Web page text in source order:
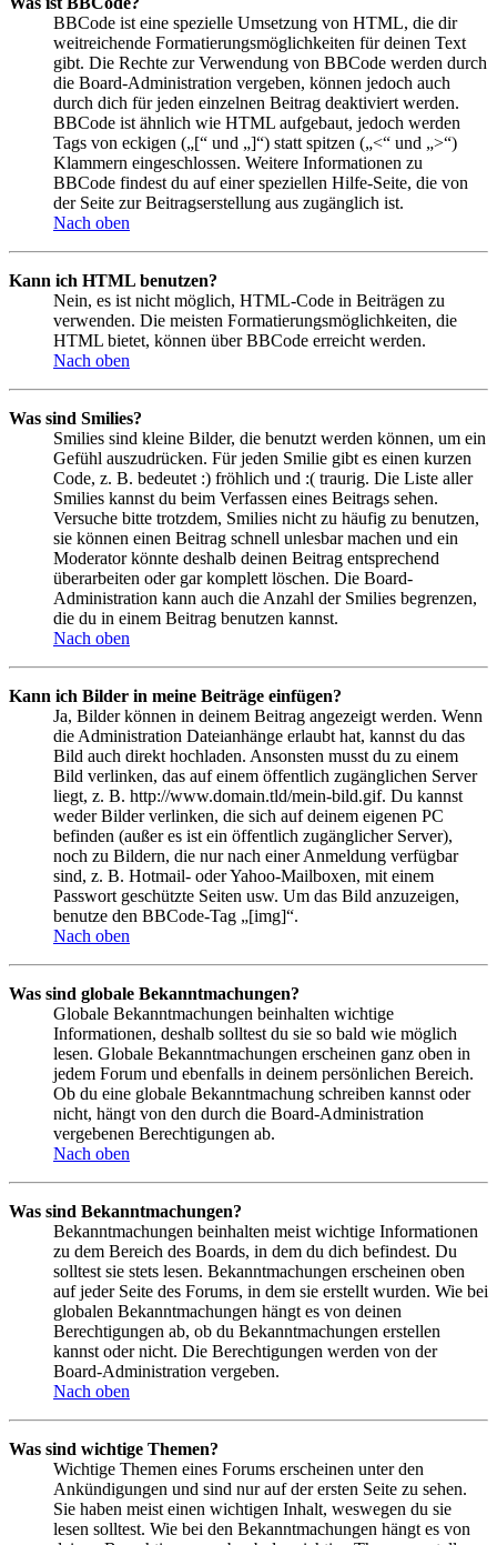
BBCode ist eine spezielle Umsetzung von HTML, die dir
weitreichende Formatierungsmöglichkeiten für deinen Text
gibt. Die Rechte zur Verwendung von BBCode werden durch
die Board-Administration vergeben, können jedoch auch
durch dich für jeden einzelnen Beitrag deaktiviert werden.
BBCode ist ähnlich wie HTML aufgebaut, jedoch werden
Tags von eckigen („[“ und „]“) statt spitzen („<“ und „>“)
Klammern eingeschlossen. Weitere Informationen zu
BBCode findest du auf einer speziellen Hilfe-Seite, die von
der Seite zur Beitragserstellung aus zugänglich ist.
Nach oben
Kann ich HTML benutzen?
Nein, es ist nicht möglich, HTML-Code in Beiträgen zu
verwenden. Die meisten Formatierungsmöglichkeiten, die
HTML bietet, können über BBCode erreicht werden.
Nach oben
Was sind Smilies?
Smilies sind kleine Bilder, die benutzt werden können, um ein
Gefühl auszudrücken. Für jeden Smilie gibt es einen kurzen
Code, z. B. bedeutet :) fröhlich und :( traurig. Die Liste aller
Smilies kannst du beim Verfassen eines Beitrags sehen.
Versuche bitte trotzdem, Smilies nicht zu häufig zu benutzen,
sie können einen Beitrag schnell unlesbar machen und ein
Moderator könnte deshalb deinen Beitrag entsprechend
überarbeiten oder gar komplett löschen. Die Board-
Administration kann auch die Anzahl der Smilies begrenzen,
die du in einem Beitrag benutzen kannst.
Nach oben
Kann ich Bilder in meine Beiträge einfügen?
Ja, Bilder können in deinem Beitrag angezeigt werden. Wenn
die Administration Dateianhänge erlaubt hat, kannst du das
Bild auch direkt hochladen. Ansonsten musst du zu einem
Bild verlinken, das auf einem öffentlich zugänglichen Server
liegt, z. B. http://www.domain.tld/mein-bild.gif. Du kannst
weder Bilder verlinken, die sich auf deinem eigenen PC
befinden (außer es ist ein öffentlich zugänglicher Server),
noch zu Bildern, die nur nach einer Anmeldung verfügbar
sind, z. B. Hotmail- oder Yahoo-Mailboxen, mit einem
Passwort geschützte Seiten usw. Um das Bild anzuzeigen,
benutze den BBCode-Tag „[img]“.
Nach oben
Was sind globale Bekanntmachungen?
Globale Bekanntmachungen beinhalten wichtige
Informationen, deshalb solltest du sie so bald wie möglich
lesen. Globale Bekanntmachungen erscheinen ganz oben in
jedem Forum und ebenfalls in deinem persönlichen Bereich.
Ob du eine globale Bekanntmachung schreiben kannst oder
nicht, hängt von den durch die Board-Administration
vergebenen Berechtigungen ab.
Nach oben
Was sind Bekanntmachungen?
Bekanntmachungen beinhalten meist wichtige Informationen
zu dem Bereich des Boards, in dem du dich befindest. Du
solltest sie stets lesen. Bekanntmachungen erscheinen oben
auf jeder Seite des Forums, in dem sie erstellt wurden. Wie bei
globalen Bekanntmachungen hängt es von deinen
Berechtigungen ab, ob du Bekanntmachungen erstellen
kannst oder nicht. Die Berechtigungen werden von der
Board-Administration vergeben.
Nach oben
Was sind wichtige Themen?
Wichtige Themen eines Forums erscheinen unter den
Ankündigungen und sind nur auf der ersten Seite zu sehen.
Sie haben meist einen wichtigen Inhalt, weswegen du sie
lesen solltest. Wie bei den Bekanntmachungen hängt es von